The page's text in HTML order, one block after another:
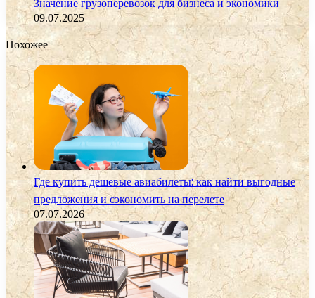
09.07.2025
Похожее
Где купить дешевые авиабилеты: как найти выгодные
предложения и сэкономить на перелете
07.07.2026